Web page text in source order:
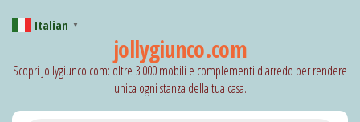
jollygiunco.com
Scopri Jollygiunco.com: oltre 3.000 mobili e complementi d'arredo per rendere
unica ogni stanza della tua casa.
Italian ▼